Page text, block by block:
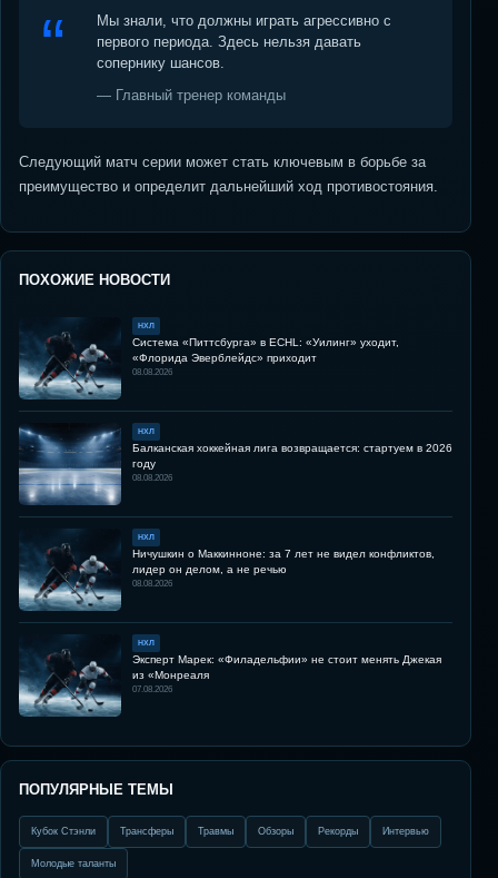
Мы знали, что должны играть агрессивно с
первого периода. Здесь нельзя давать
сопернику шансов.
— Главный тренер команды
Следующий матч серии может стать ключевым в борьбе за
преимущество и определит дальнейший ход противостояния.
ПОХОЖИЕ НОВОСТИ
НХЛ
Система «Питтсбурга» в ECHL: «Уилинг» уходит,
«Флорида Эверблейдс» приходит
08.08.2026
НХЛ
Балканская хоккейная лига возвращается: стартуем в 2026
году
08.08.2026
НХЛ
Ничушкин о Маккинноне: за 7 лет не видел конфликтов,
лидер он делом, а не речью
08.08.2026
НХЛ
Эксперт Марек: «Филадельфии» не стоит менять Джекая
из «Монреаля
07.08.2026
ПОПУЛЯРНЫЕ ТЕМЫ
Кубок Стэнли Трансферы Травмы Обзоры Рекорды Интервью
Молодые таланты